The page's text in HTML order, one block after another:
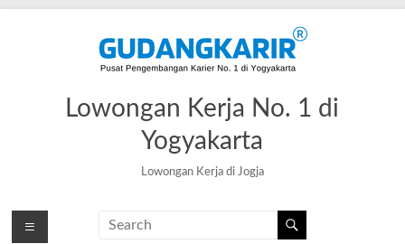
Lowongan Kerja No. 1 di
Yogyakarta
Lowongan Kerja di Jogja